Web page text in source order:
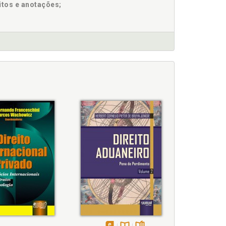
e brasileiros. Premissas introdutórias,
nos municípios portugueses e brasileiros,
no Brasil, p. 128
p. 71
p. 71
Brasileira, p. 34
e igualdade no municipalismo brasileiro,
e anotações;